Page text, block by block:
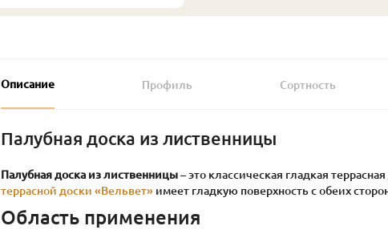
Описание Профиль Сортность
Палубная доска из лиственницы
Палубная доска из лиственницы– это классическая гладкая
террасной доски «Вельвет» имеет гладкую поверхность с обеих
Область применения